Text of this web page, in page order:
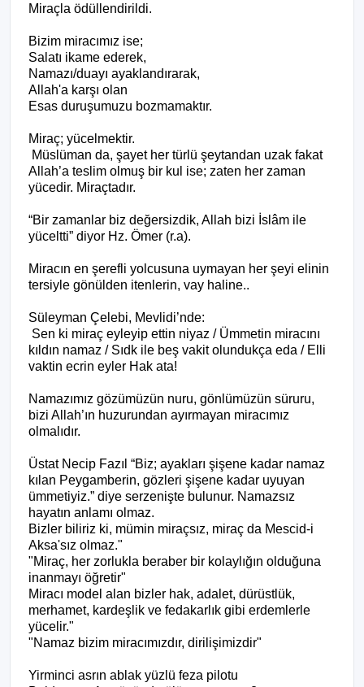
Miraçla ödüllendirildi.
Bizim miracımız ise;
Salatı ikame ederek,
Namazı/duayı ayaklandırarak,
Allah'a karşı olan
Esas duruşumuzu bozmamaktır.
Miraç; yücelmektir.
Müslüman da, şayet her türlü şeytandan uzak fakat
Allah’a teslim olmuş bir kul ise; zaten her zaman
yücedir. Miraçtadır.
“Bir zamanlar biz değersizdik, Allah bizi İslâm ile
yüceltti” diyor Hz. Ömer (r.a).
Miracın en şerefli yolcusuna uymayan her şeyi elinin
tersiyle gönülden itenlerin, vay haline..
Süleyman Çelebi, Mevlidi’nde:
Sen ki miraç eyleyip ettin niyaz / Ümmetin miracını
kıldın namaz / Sıdk ile beş vakit olundukça eda / Elli
vaktin ecrin eyler Hak ata!
Namazımız gözümüzün nuru, gönlümüzün süruru,
bizi Allah’ın huzurundan ayırmayan miracımız
olmalıdır.
Üstat Necip Fazıl “Biz; ayakları şişene kadar namaz
kılan Peygamberin, gözleri şişene kadar uyuyan
ümmetiyiz.” diye serzenişte bulunur. Namazsız
hayatın anlamı olmaz.
Bizler biliriz ki, mümin miraçsız, miraç da Mescid-i
Aksa'sız olmaz."
"Miraç, her zorlukla beraber bir kolaylığın olduğuna
inanmayı öğretir"
Miracı model alan bizler hak, adalet, dürüstlük,
merhamet, kardeşlik ve fedakarlık gibi erdemlerle
yücelir."
"Namaz bizim miracımızdır, dirilişimizdir"
Yirminci asrın ablak yüzlü feza pilotu